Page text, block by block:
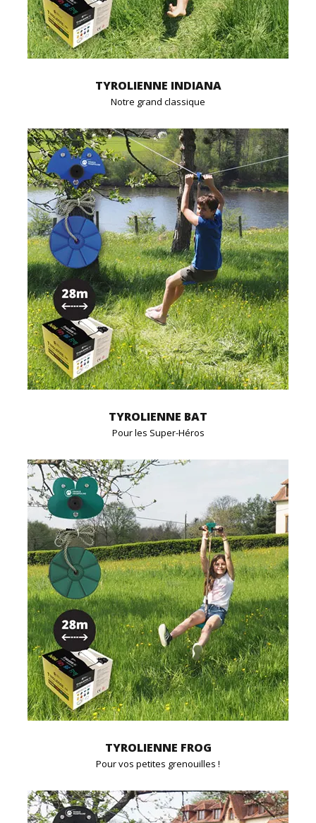
TYROLIENNE INDIANA
Notre grand classique
TYROLIENNE BAT
Pour les Super-Héros
TYROLIENNE FROG
Pour vos petites grenouilles !